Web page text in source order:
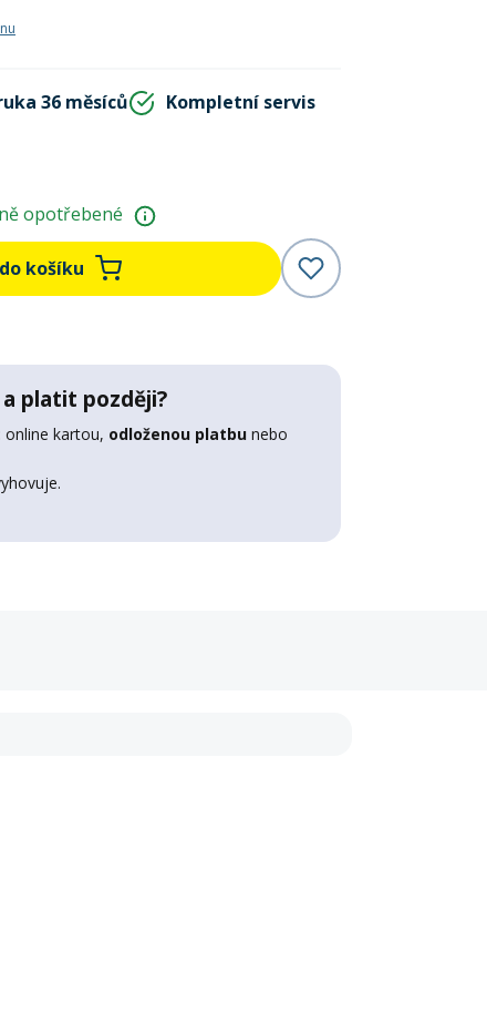
36 měsíců Kompletní servis
opotřebené
košíku
platit později?
kartou, odloženou platbu nebo